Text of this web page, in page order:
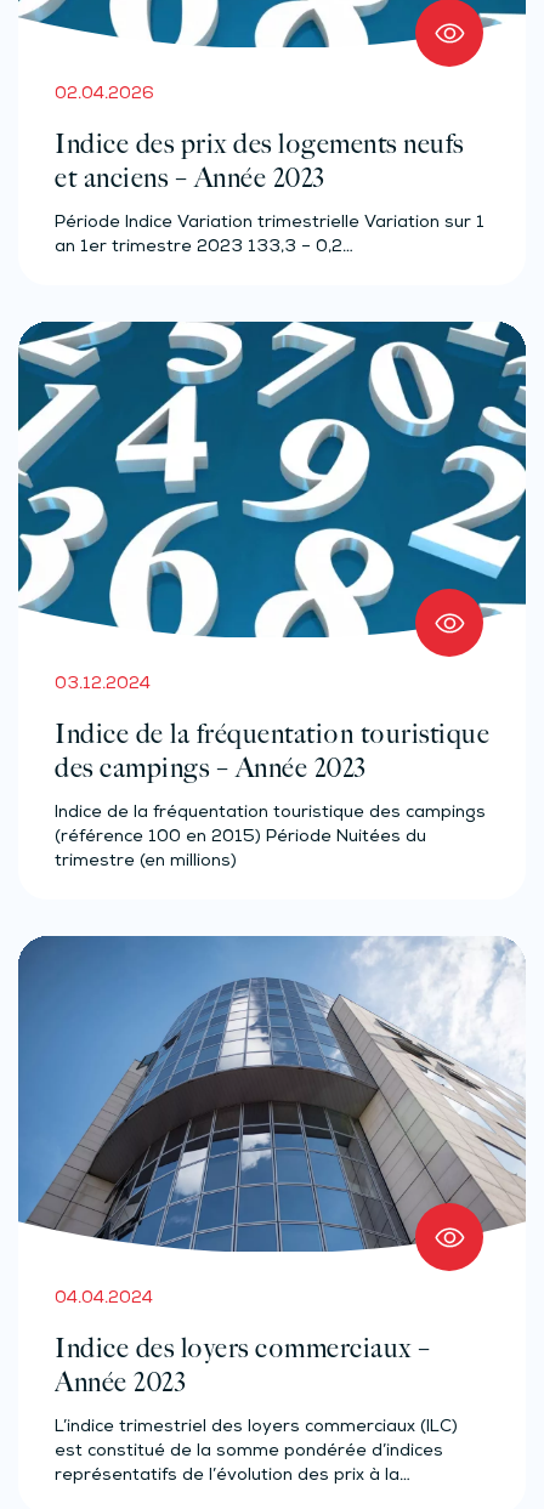
02.04.2026
Indice des prix des logements neufs
et anciens – Année 2023
Période Indice Variation trimestrielle Variation sur 1
an 1er trimestre 2023 133,3 – 0,2…
03.12.2024
Indice de la fréquentation touristique
des campings – Année 2023
Indice de la fréquentation touristique des campings
(référence 100 en 2015) Période Nuitées du
trimestre (en millions)
04.04.2024
Indice des loyers commerciaux –
Année 2023
L’indice trimestriel des loyers commerciaux (ILC)
est constitué de la somme pondérée d’indices
représentatifs de l’évolution des prix à la…